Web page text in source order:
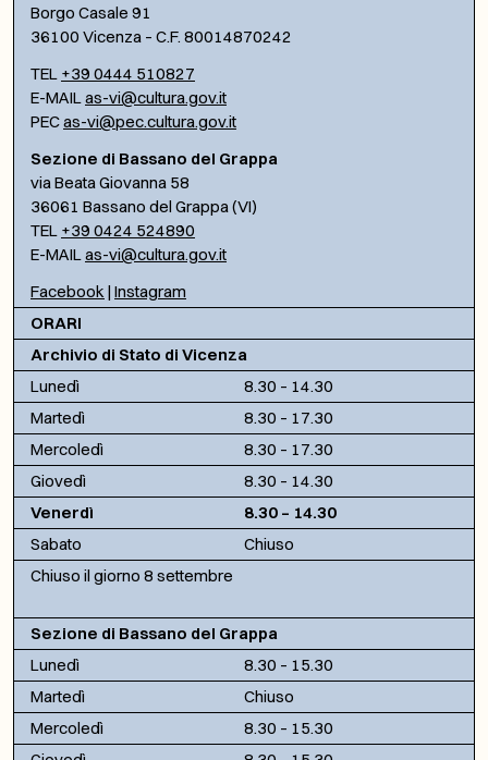
Borgo Casale 91
36100 Vicenza – C.F. 80014870242
TEL +39 0444 510827
E-MAILas-vi@cultura.gov.it
PECas-vi@pec.cultura.gov.it
Sezione di Bassano del Grappa
via Beata Giovanna 58
36061 Bassano del Grappa (VI)
TEL +39 0424 524890
E-MAILas-vi@cultura.gov.it
Facebook | Instagram
ORARI
Archivio di Stato di Vicenza
Lunedì
8.30 – 14.30
Martedì
8.30 – 17.30
Mercoledì
8.30 – 17.30
Giovedì
8.30 – 14.30
Venerdì
8.30 – 14.30
Sabato
Chiuso
Chiuso il giorno 8 settembre
Sezione di Bassano del Grappa
Lunedì
8.30 – 15.30
Martedì
Chiuso
Mercoledì
8.30 – 15.30